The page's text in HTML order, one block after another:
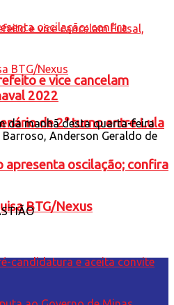
de 2° turno entre Lula
apresenta oscilação; confira
BTG/Nexus
e vice cancelam
2022
da manhã desta quarta-feira
Anderson Geraldo de